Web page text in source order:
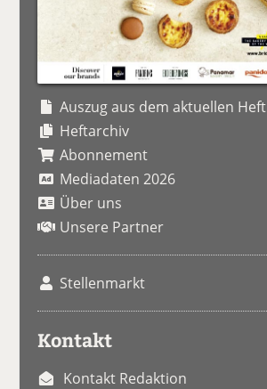
Auszug aus dem aktuellen Heft
Heftarchiv
Abonnement
Mediadaten 2026
Über uns
Unsere Partner
Stellenmarkt
Kontakt
Kontakt Redaktion